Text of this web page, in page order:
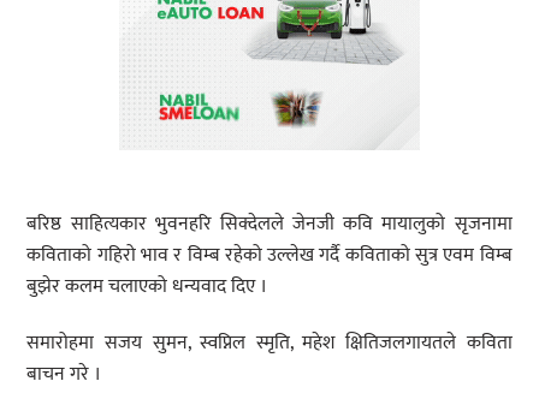
बरिष्ठ साहित्यकार भुवनहरि सिक्देलले जेनजी कवि मायालुको सृजनामा
कविताको गहिरो भाव र विम्ब रहेको उल्लेख गर्दै कविताको सुत्र एवम विम्ब
बुझेर कलम चलाएको धन्यवाद दिए ।
समारोहमा सजय सुमन, स्वप्निल स्मृति, महेश क्षितिजलगायतले कविता
बाचन गरे ।